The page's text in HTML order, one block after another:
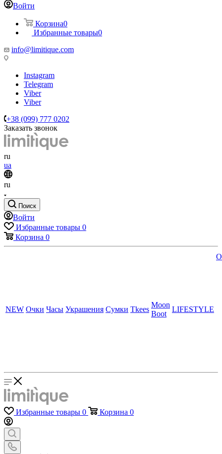
Войти
Корзина0
Избранные товары0
info@limitique.com
Instagram
Telegram
Viber
Viber
+38 (099) 777 0202
Заказать звонок
ru
ua
ru
Поиск
Войти
Избранные товары 0
Корзина 0
NEW Очки Часы Украшения Сумки Tkees
Moon
Boot
LIFESTYLE
Избранные товары 0 Корзина 0